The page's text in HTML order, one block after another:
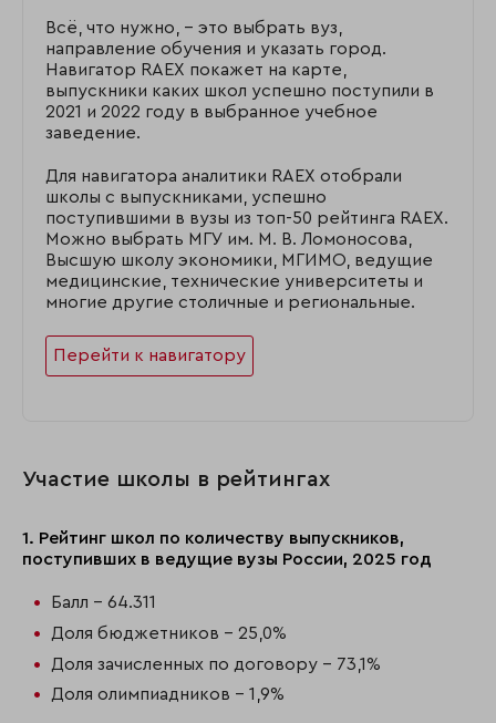
Всё, что нужно, – это выбрать вуз,
направление обучения и указать город.
Навигатор RAEX покажет на карте,
выпускники каких школ успешно поступили в
2021 и 2022 году в выбранное учебное
заведение.
Для навигатора аналитики RAEX отобрали
школы с выпускниками, успешно
поступившими в вузы из топ-50 рейтинга RAEX.
Можно выбрать МГУ им. М. В. Ломоносова,
Высшую школу экономики, МГИМО, ведущие
медицинские, технические университеты и
многие другие столичные и региональные.
Перейти к навигатору
Участие школы в рейтингах
1. Рейтинг школ по количеству выпускников,
поступивших в ведущие вузы России, 2025 год
Балл - 64.311
Доля бюджетников - 25,0%
Доля зачисленных по договору - 73,1%
Доля олимпиадников - 1,9%